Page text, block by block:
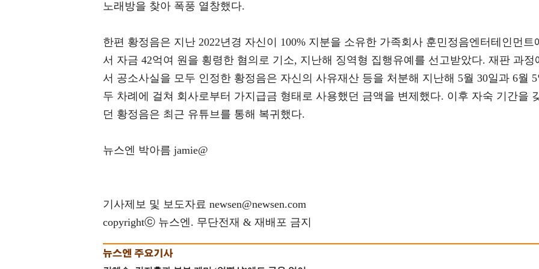
노래방을 찾아 폭풍 열창했다.
한편 황정음은 지난 2022년경 자신이 100% 지분을 소유한 가족회사 훈민정음엔터테인먼트
서 자금 42억여 원을 횡령한 혐의로 기소, 지난해 징역형 집행유예를 선고받았다. 재판 과정
서 공소사실을 모두 인정한 황정음은 자신의 사유재산 등을 처분해 지난해 5월 30일과 6월 5
두 차례에 걸쳐 회사로부터 가지급금 형태로 사용했던 금액을 변제했다. 이후 자숙 기간을
던 황정음은 최근 유튜브를 통해 복귀했다.
뉴스엔 박아름 jamie@
기사제보 및 보도자료 newsen@newsen.com
copyrightⓒ 뉴스엔. 무단전재 & 재배포 금지